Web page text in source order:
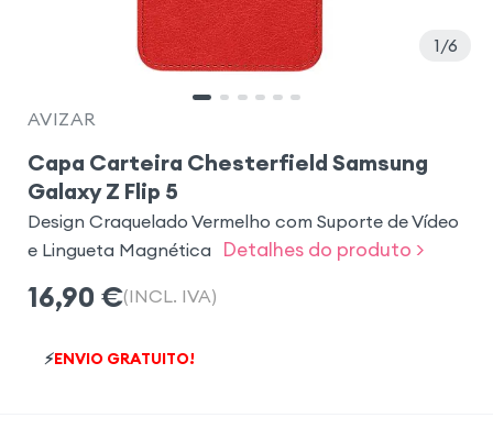
1 6
AVIZAR
Capa Carteira Chesterfield Samsung
Galaxy Z Flip 5
Design Craquelado Vermelho com Suporte de Vídeo
e Lingueta Magnética
Detalhes do produto >
16,90 €(INCL. IVA)
⚡ENVIO GRATUITO!